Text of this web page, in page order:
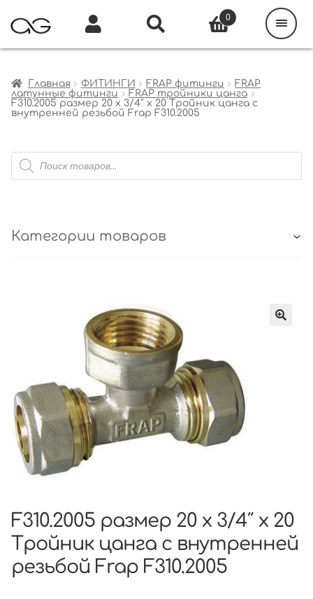
Главная ФИТИНГИ FRAP фитинги
FRAP
латунные фитинги
FRAP тройники цанга
F310.2005 размер 20 x 3/4″ x 20 Тройник цанга с
внутренней резьбой Frap F310.2005
Поиск
товаров
Категории товаров
F310.2005 размер 20 x 3/4″ x 20
Тройник цанга с внутренней
резьбой Frap F310.2005
0